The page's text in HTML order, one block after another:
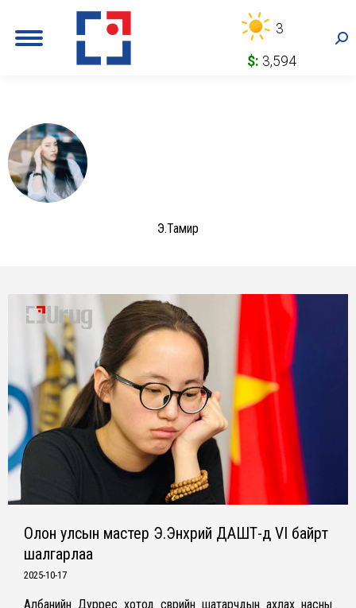
3
$: 3,594
Э.Тамир
Олон улсын мастер Э.Энхрий ДАШТ-д VI байрт
шалгарлаа
2025-10-17
Албанийн Дуррес хотод өсвөрийн шатарчдын ахлах насны